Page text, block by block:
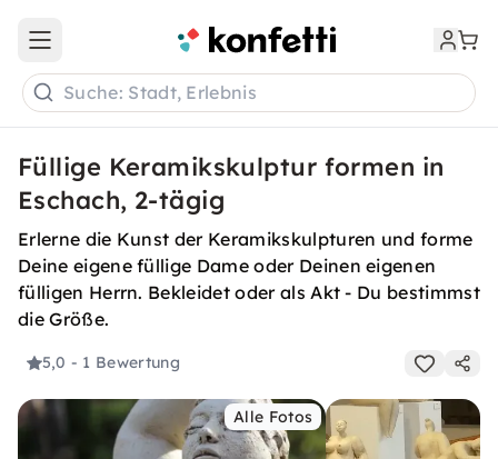
Open main menu
Suche: Stadt, Erlebnis
Füllige Keramikskulptur formen in
Eschach, 2-tägig
Erlerne die Kunst der Keramikskulpturen und forme
Deine eigene füllige Dame oder Deinen eigenen
fülligen Herrn. Bekleidet oder als Akt - Du bestimmst
die Größe.
5,0 - 1 Bewertung
Alle Fotos